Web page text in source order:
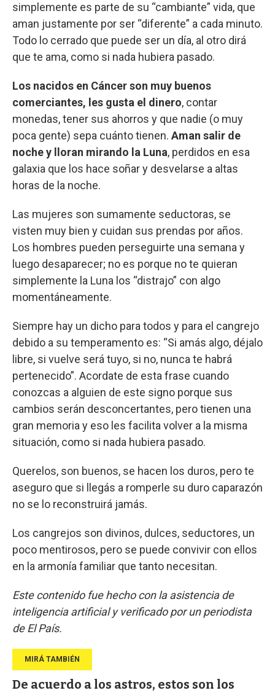
simplemente es parte de su “cambiante” vida, que
aman justamente por ser “diferente” a cada minuto.
Todo lo cerrado que puede ser un día, al otro dirá
que te ama, como si nada hubiera pasado.
Los nacidos en Cáncer son muy buenos
comerciantes, les gusta el dinero, contar
monedas, tener sus ahorros y que nadie (o muy
poca gente) sepa cuánto tienen. Aman salir de
noche y lloran mirando la Luna, perdidos en esa
galaxia que los hace soñar y desvelarse a altas
horas de la noche.
Las mujeres son sumamente seductoras, se
visten muy bien y cuidan sus prendas por años.
Los hombres pueden perseguirte una semana y
luego desaparecer; no es porque no te quieran
simplemente la Luna los “distrajo” con algo
momentáneamente.
Siempre hay un dicho para todos y para el cangrejo
debido a su temperamento es: “Si amás algo, déjalo
libre, si vuelve será tuyo, si no, nunca te habrá
pertenecido”. Acordate de esta frase cuando
conozcas a alguien de este signo porque sus
cambios serán desconcertantes, pero tienen una
gran memoria y eso les facilita volver a la misma
situación, como si nada hubiera pasado.
Querelos, son buenos, se hacen los duros, pero te
aseguro que si llegás a romperle su duro caparazón
no se lo reconstruirá jamás.
Los cangrejos son divinos, dulces, seductores, un
poco mentirosos, pero se puede convivir con ellos
en la armonía familiar que tanto necesitan.
Este contenido fue hecho con la asistencia de
inteligencia artificial y verificado por un periodista
de El País.
De acuerdo a los astros, estos son los